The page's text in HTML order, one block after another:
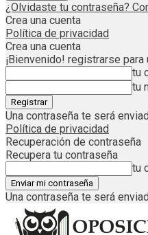
¿Olvidaste tu contraseña?
Crea una cuenta
Política de privacidad
Crea una cuenta
¡Bienvenido! registrarse para
tu
tu
Una contraseña te será
Política de privacidad
Recuperación de contraseña
Recupera tu contraseña
tu
Una contraseña te será